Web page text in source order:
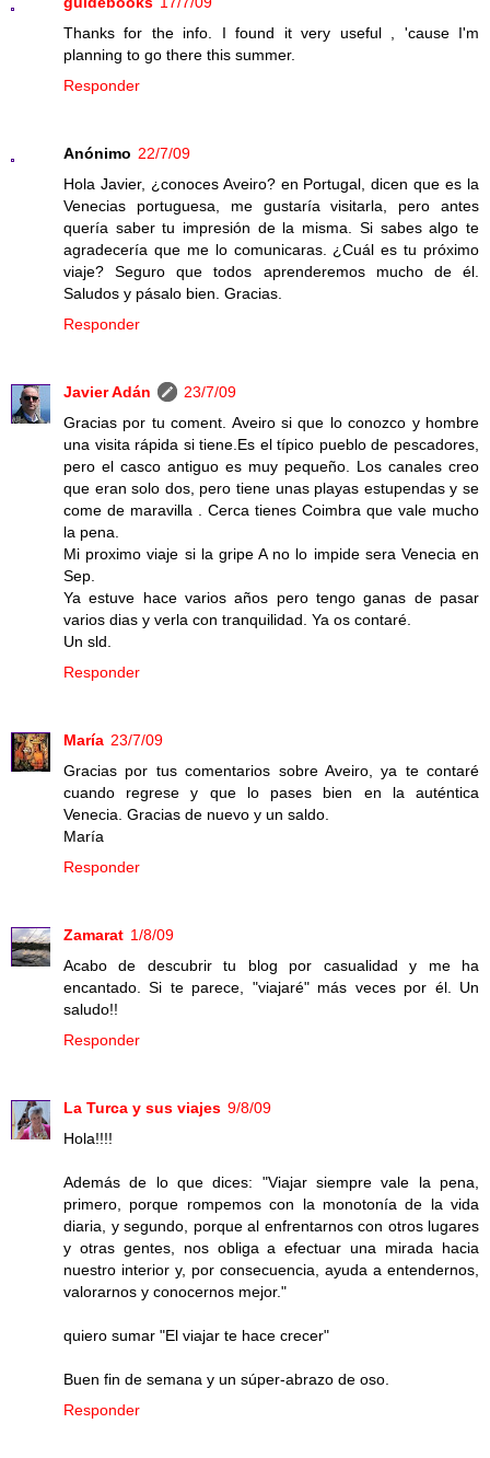
Thanks for the info. I found it very useful , 'cause I'm
planning to go there this summer.
Responder
Anónimo 22/7/09
Hola Javier, ¿conoces Aveiro? en Portugal, dicen que es la
Venecias portuguesa, me gustaría visitarla, pero antes
quería saber tu impresión de la misma. Si sabes algo te
agradecería que me lo comunicaras. ¿Cuál es tu próximo
viaje? Seguro que todos aprenderemos mucho de él.
Saludos y pásalo bien. Gracias.
Responder
Javier Adán
23/7/09
Gracias por tu coment. Aveiro si que lo conozco y hombre
una visita rápida si tiene.Es el típico pueblo de pescadores,
pero el casco antiguo es muy pequeño. Los canales creo
que eran solo dos, pero tiene unas playas estupendas y se
come de maravilla . Cerca tienes Coimbra que vale mucho
la pena.
Mi proximo viaje si la gripe A no lo impide sera Venecia en
Sep.
Ya estuve hace varios años pero tengo ganas de pasar
varios dias y verla con tranquilidad. Ya os contaré.
Un sld.
Responder
María 23/7/09
Gracias por tus comentarios sobre Aveiro, ya te contaré
cuando regrese y que lo pases bien en la auténtica
Venecia. Gracias de nuevo y un saldo.
María
Responder
Zamarat 1/8/09
Acabo de descubrir tu blog por casualidad y me ha
encantado. Si te parece, "viajaré" más veces por él. Un
saludo!!
Responder
La Turca y sus viajes 9/8/09
Hola!!!!
Además de lo que dices: "Viajar siempre vale la pena,
primero, porque rompemos con la monotonía de la vida
diaria, y segundo, porque al enfrentarnos con otros lugares
y otras gentes, nos obliga a efectuar una mirada hacia
nuestro interior y, por consecuencia, ayuda a entendernos,
valorarnos y conocernos mejor."
quiero sumar "El viajar te hace crecer"
Buen fin de semana y un súper-abrazo de oso.
Responder